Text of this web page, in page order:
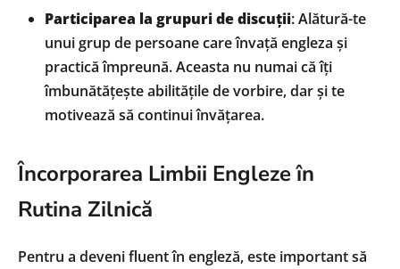
Participarea la grupuri de discuții: Alătură-te
unui grup de persoane care învață engleza și
practică împreună. Aceasta nu numai că îți
îmbunătățește abilitățile de vorbire, dar și te
motivează să continui învățarea.
Încorporarea Limbii Engleze în
Rutina Zilnică
Pentru a deveni fluent în engleză, este important să